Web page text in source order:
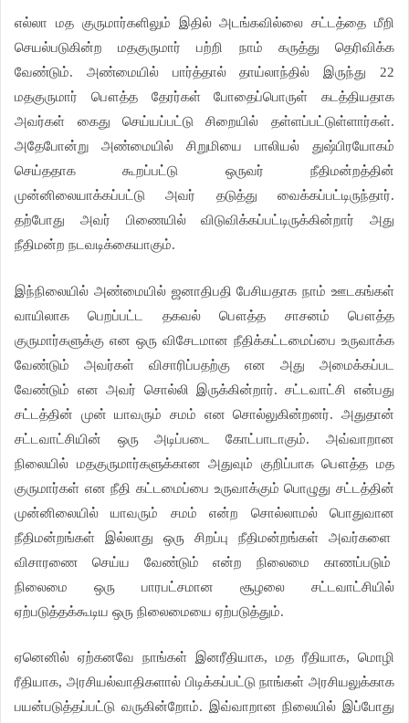
எல்லா மத குருமார்களிலும் இதில் அடங்கவில்லை சட்டத்தை மீறி
செயல்படுகின்ற மதகுருமார் பற்றி நாம் கருத்து தெரிவிக்க
வேண்டும். அண்மையில் பார்த்தால் தாய்லாந்தில் இருந்து 22
மதகுருமார் பௌத்த தேரர்கள் போதைப்பொருள் கடத்தியதாக
அவர்கள் கைது செய்யப்பட்டு சிறையில் தள்ளப்பட்டுள்ளார்கள்.
அதேபோன்று அண்மையில் சிறுமியை பாலியல் துஷ்பிரயோகம்
செய்ததாக கூறப்பட்டு ஒருவர் நீதிமன்றத்தின்
முன்னிலையாக்கப்பட்டு அவர் தடுத்து வைக்கப்பட்டிருந்தார்.
தற்போது அவர் பிணையில் விடுவிக்கப்பட்டிருக்கின்றார் அது
நீதிமன்ற நடவடிக்கையாகும்.
இந்நிலையில் அண்மையில் ஜனாதிபதி பேசியதாக நாம் ஊடகங்கள்
வாயிலாக பெறப்பட்ட தகவல் பௌத்த சாசனம் பௌத்த
குருமார்களுக்கு என ஒரு விசேடமான நீதிக்கட்டமைப்பை உருவாக்க
வேண்டும் அவர்கள் விசாரிப்பதற்கு என அது அமைக்கப்பட
வேண்டும் என அவர் சொல்லி இருக்கின்றார். சட்டவாட்சி என்பது
சட்டத்தின் முன் யாவரும் சமம் என சொல்லுகின்றனர். அதுதான்
சட்டவாட்சியின் ஒரு அடிப்படை கோட்பாடாகும். அவ்வாறான
நிலையில் மதகுருமார்களுக்கான அதுவும் குறிப்பாக பௌத்த மத
குருமார்கள் என நீதி கட்டமைப்பை உருவாக்கும் பொழுது சட்டத்தின்
முன்னிலையில் யாவரும் சமம் என்ற சொல்லாமல் பொதுவான
நீதிமன்றங்கள் இல்லாது ஒரு சிறப்பு நீதிமன்றங்கள் அவர்களை
விசாரணை செய்ய வேண்டும் என்ற நிலைமை காணப்படும்
நிலைமை ஒரு பாரபட்சமான சூழலை சட்டவாட்சியில்
ஏற்படுத்தக்கூடிய ஒரு நிலைமையை ஏற்படுத்தும்.
ஏனெனில் ஏற்கனவே நாங்கள் இனரீதியாக, மத ரீதியாக, மொழி
ரீதியாக, அரசியல்வாதிகளால் பிடிக்கப்பட்டு நாங்கள் அரசியலுக்காக
பயன்படுத்தப்பட்டு வருகின்றோம். இவ்வாறான நிலையில் இப்போது